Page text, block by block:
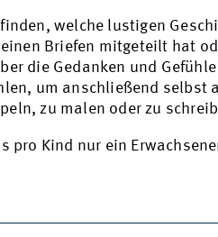
welche lustigen
Briefen mitgeteilt hat
die Gedanken und
um anschließend selbst
zu malen oder zu
pro Kind nur ein